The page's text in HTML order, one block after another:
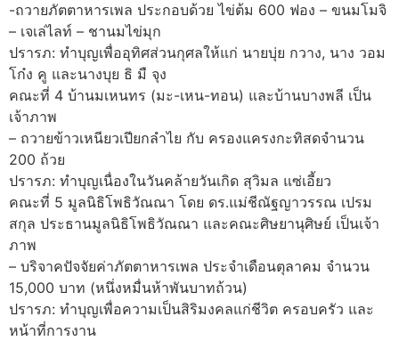
-ถวายภัตตาหารเพล ประกอบด้วย ไข่ต้ม 600 ฟอง – ขนมโมจิ
– เจเล่ไลท์ – ชานมไข่มุก
ปรารภ: ทำบุญเพื่ออุทิศส่วนกุศลให้แก่ นายบุ่ย กวาง, นาง วอม
โก๋ง คู และนางบุย ธิ มื จุง
คณะที่ 4 บ้านมเหนทร (มะ-เหน-ทอน) และบ้านบางพลี เป็น
เจ้าภาพ
– ถวายข้าวเหนียวเปียกลำไย กับ ครองแครงกะทิสดจำนวน
200 ถ้วย
ปรารภ: ทำบุญเนื่องในวันคล้ายวันเกิด สุวิมล แซ่เอี้ยว
คณะที่ 5 มูลนิธิโพธิวัณณา โดย ดร.แม่ชีณัฐญาวรรณ เปรม
สกุล ประธานมูลนิธิโพธิวัณณา และคณะศิษยานุศิษย์ เป็นเจ้า
ภาพ
– บริจาคปัจจัยค่าภัตตาหารเพล ประจำเดือนตุลาคม จำนวน
15,000 บาท (หนึ่งหมื่นห้าพันบาทถ้วน)
ปรารภ: ทำบุญเพื่อความเป็นสิริมงคลแก่ชีวิต ครอบครัว และ
หน้าที่การงาน